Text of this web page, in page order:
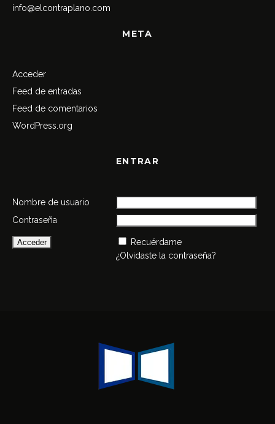
info@elcontraplano.com
META
Acceder
Feed de entradas
Feed de comentarios
WordPress.org
ENTRAR
Nombre de usuario
Contraseña
Recuérdame
¿Olvidaste la contraseña?